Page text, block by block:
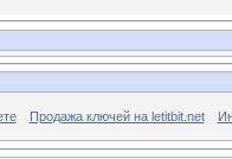
Продажа ключей на letitbit.net